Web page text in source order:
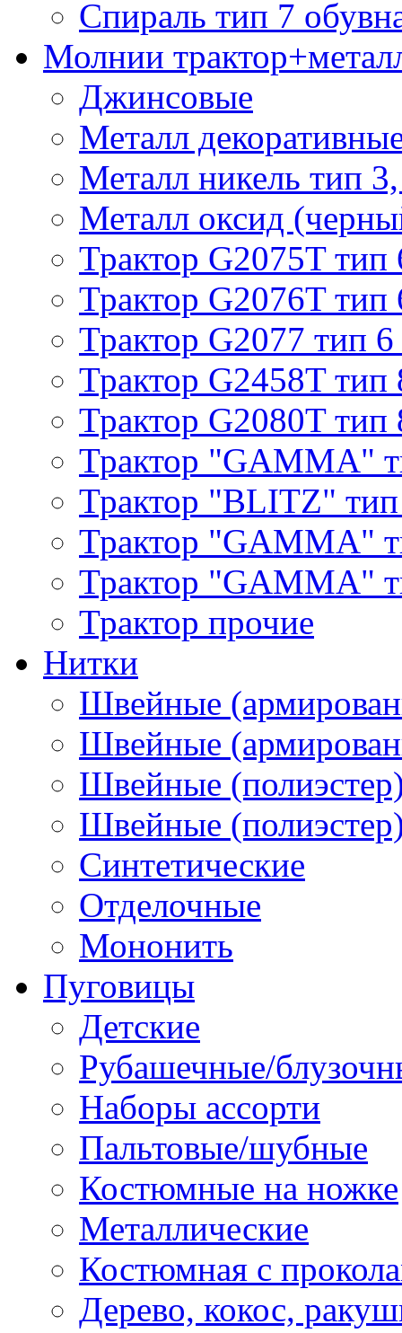
Спираль тип 7
Молнии
Джинсовые
Металл
Металл никель тип
Металл оксид
Трактор G2075T тип
Трактор G2076T тип
Трактор G2077 тип 6
Трактор G2458T тип
Трактор G2080T тип
Трактор "GAMMA"
Трактор "BLITZ"
Трактор "GAMMA"
Трактор "GAMMA"
Трактор прочие
Нитки
Швейные
Швейные
Швейные
Швейные
Синтетические
Отделочные
Мононить
Пуговицы
Детские
Рубашечные/
Наборы ассорти
Пальтовые/шубные
Костюмные на ножке
Металлические
Костюмная с
Дерево, кокос,